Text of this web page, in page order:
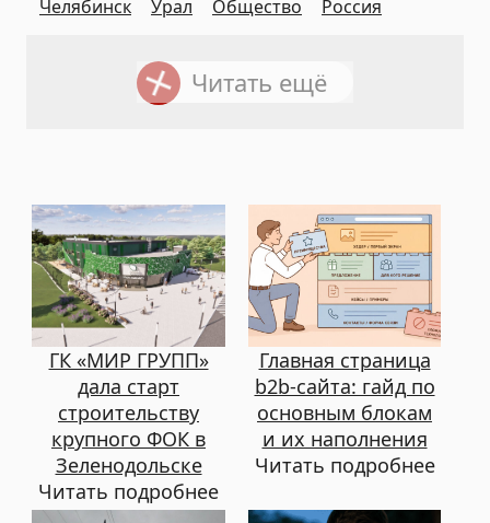
Челябинск Урал Общество Россия
Читать ещё
ГК «МИР ГРУПП»
дала старт
строительству
крупного ФОК в
Зеленодольске
Читать подробнее
Главная страница
b2b-сайта: гайд по
основным блокам
и их наполнения
Читать подробнее